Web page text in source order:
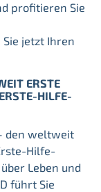
profitieren Sie
jetzt Ihren
ERSTE
HILFE-
den weltweit
Hilfe-
Leben und
führt Sie